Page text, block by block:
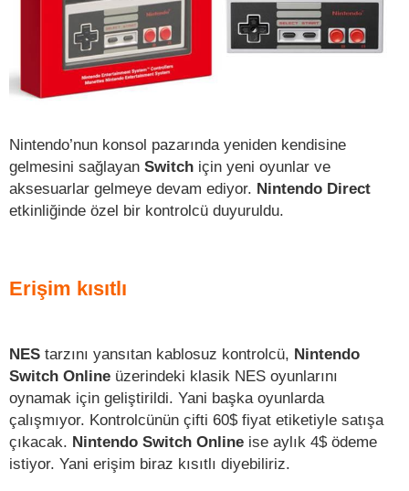
Nintendo’nun konsol pazarında yeniden kendisine
gelmesini sağlayan Switch için yeni oyunlar ve
aksesuarlar gelmeye devam ediyor. Nintendo Direct
etkinliğinde özel bir kontrolcü duyuruldu.
Erişim kısıtlı
NES tarzını yansıtan kablosuz kontrolcü, Nintendo
Switch Online üzerindeki klasik NES oyunlarını
oynamak için geliştirildi. Yani başka oyunlarda
çalışmıyor. Kontrolcünün çifti 60$ fiyat etiketiyle satışa
çıkacak. Nintendo Switch Online ise aylık 4$ ödeme
istiyor. Yani erişim biraz kısıtlı diyebiliriz.